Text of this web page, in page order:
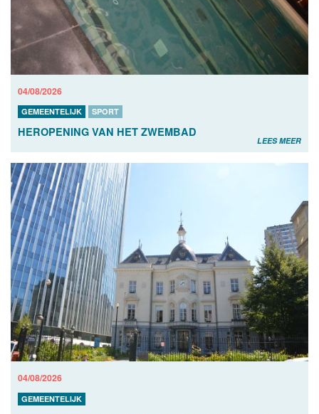
04/08/2026
GEMEENTELIJK SPORT
HEROPENING VAN HET ZWEMBAD
LEES MEER
04/08/2026
GEMEENTELIJK